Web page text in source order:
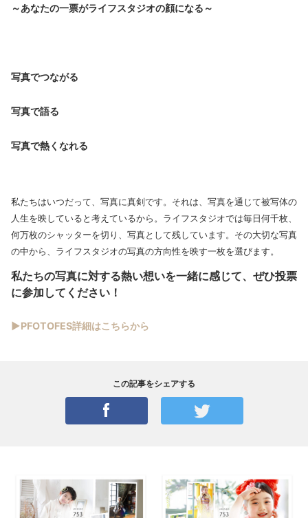
～あなたの一票がライフスタジオの顔になる～
写真でつながる
写真で語る
写真で熱くなれる
私たちはいつだって、写真に真剣です。それは、写真を通じて被写体の
人生を映していると考えているから。ライフスタジオでは毎日何千枚、
何万枚のシャッターを切り、写真として残しています。その大切な写真
の中から、ライフスタジオの写真の方向性を映す一枚を選びます。
私たちの写真に対する熱い想いを一緒に感じて、ぜひ投票
に参加してください！
▶PFOTOFES詳細はこちらから
この記事をシェアする